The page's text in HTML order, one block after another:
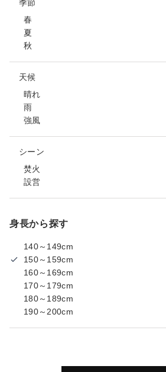
季節
春
夏
秋
天候
晴れ
雨
強風
シーン
焚火
設営
身長から探す
140～149cm
150～159cm
160～169cm
170～179cm
180～189cm
190～200cm